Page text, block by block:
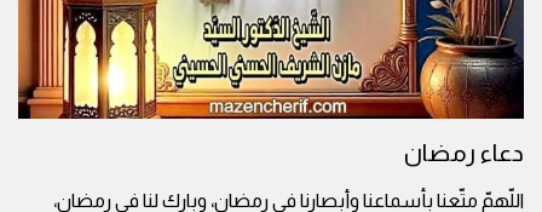
دعاء رمضان
اللّهمّ متّعنا بأسماعنا وأبصارنا في رمضان، وبارك لنا في رمضان،